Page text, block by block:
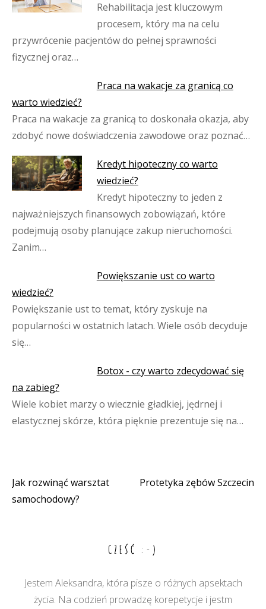
Rehabilitacja jest kluczowym
procesem, który ma na celu
przywrócenie pacjentów do pełnej sprawności
fizycznej oraz…
Praca na wakacje za granicą co
warto wiedzieć?
Praca na wakacje za granicą to doskonała okazja, aby
zdobyć nowe doświadczenia zawodowe oraz poznać…
Kredyt hipoteczny co warto
wiedzieć?
Kredyt hipoteczny to jeden z
najważniejszych finansowych zobowiązań, które
podejmują osoby planujące zakup nieruchomości.
Zanim…
Powiększanie ust co warto
wiedzieć?
Powiększanie ust to temat, który zyskuje na
popularności w ostatnich latach. Wiele osób decyduje
się…
Botox - czy warto zdecydować się
na zabieg?
Wiele kobiet marzy o wiecznie gładkiej, jędrnej i
elastycznej skórze, która pięknie prezentuje się na…
Nawigacja
Jak rozwinąć warsztat
samochodowy?
Protetyka zębów Szczecin
CZEŚĆ :-)
Jestem Aleksandra, która pisze o różnych apsektach
życia. Na codzień prowadzę korepetycje i jestm